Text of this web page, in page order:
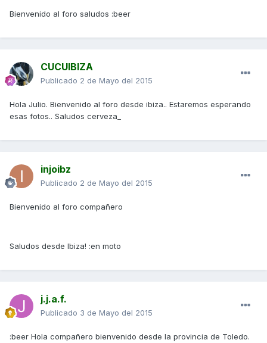
Bienvenido al foro saludos :beer
CUCUIBIZA
Publicado 2 de Mayo del 2015
Hola Julio. Bienvenido al foro desde ibiza.. Estaremos esperando
esas fotos.. Saludos cerveza_
injoibz
Publicado 2 de Mayo del 2015
Bienvenido al foro compañero
Saludos desde Ibiza! :en moto
j.j.a.f.
Publicado 3 de Mayo del 2015
:beer Hola compañero bienvenido desde la provincia de Toledo.